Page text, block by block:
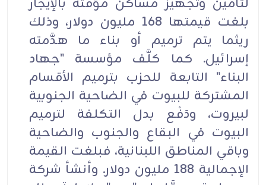
بلغت قيمتها 168 مليون دولار، وذلك
ريثما يتم ترميم أو بناء ما هدَّمته
إسرائيل. كما كلَّف مؤسسة "جهاد
البناء" التابعة للحزب بترميم الأقسام
المشتركة للبيوت في الضاحية الجنوبية
لبيروت، ودَفْع بدل التكلفة لترميم
البيوت في البقاع والجنوب والضاحية
وباقي المناطق اللبنانية، فبلغت القيمة
الإجمالية 188 مليون دولار. وأنشأ شركة